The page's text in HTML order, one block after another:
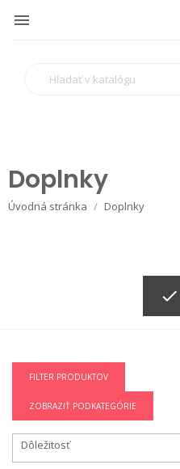

Doplnky
Úvodná stránka Doplnky

FILTER PRODUKTOV
ZOBRAZIŤ PODKATEGÓRIE
Dôležitosť